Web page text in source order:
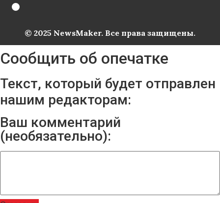
© 2025 NewsMaker. Все права защищены.
Сообщить об опечатке
Текст, который будет отправлен
нашим редакторам:
Ваш комментарий
(необязательно):